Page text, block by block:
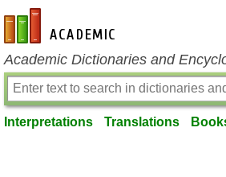
en-academic.com
Academic Dictionaries and
Interpretations Translations